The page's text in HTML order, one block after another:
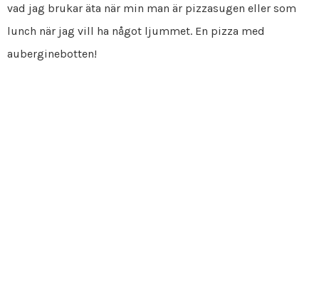
vad jag brukar äta när min man är pizzasugen eller som
lunch när jag vill ha något ljummet. En pizza med
auberginebotten!